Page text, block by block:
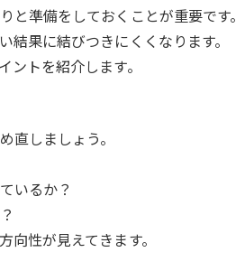
準備をしておくことが重要です。
果に結びつきにくくなります。
ントを紹介します。
直しましょう。
いるか？
向性が見えてきます。